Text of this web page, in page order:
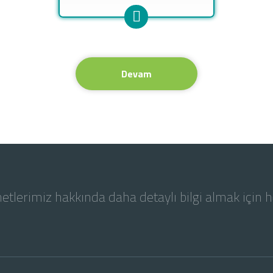
Devam
hakkında daha detaylı bilgi almak için